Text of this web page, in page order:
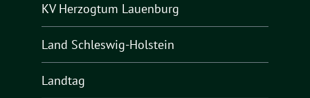
KV Herzogtum Lauenburg
Land Schleswig-Holstein
Landtag